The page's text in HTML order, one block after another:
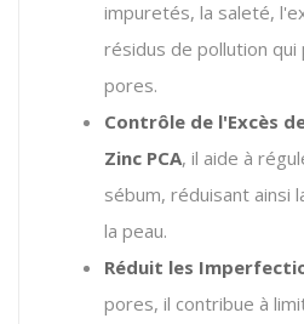
impuretés, la saleté,
résidus de pollution
pores.
Contrôle de l'Excès
Zinc PCA, il aide à
sébum, réduisant ainsi
la peau.
Réduit les
pores, il contribue à